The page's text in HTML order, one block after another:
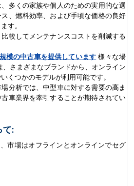
多くの家族や個人のための実用的な選
、燃料効率、および手頃な価格の良好
す。
較してメンテナンスコストを削減する
模の中古車を提供しています 様々な場
さまざまなブランドから、オンライン
くつかのモデルが利用可能です。
分析では、中型車に対する需要の高ま
車業界を牽引することが期待されてい
て:
市場はオフラインとオンラインでセグ